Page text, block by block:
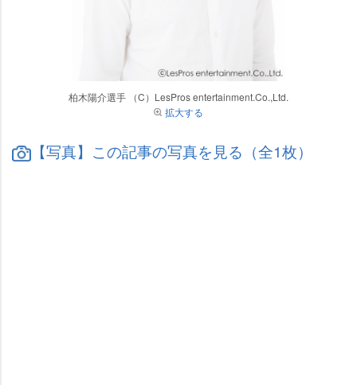
柏木陽介選手 （C）LesPros entertainment.Co.,Ltd.
拡大する
【写真】この記事の写真を見る（全1枚）